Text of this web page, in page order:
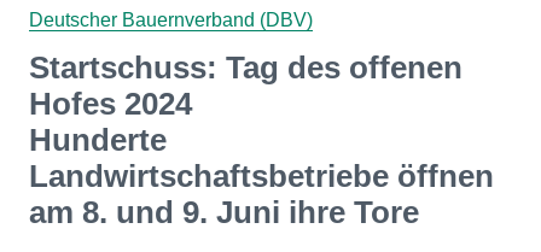
Deutscher Bauernverband (DBV)
Startschuss: Tag des offenen
Hofes 2024
Hunderte
Landwirtschaftsbetriebe öffnen
am 8. und 9. Juni ihre Tore